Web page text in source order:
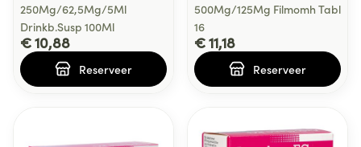
250Mg/62,5Mg/5Ml
Drinkb.Susp 100Ml
€ 10,88
Reserveer
500Mg/125Mg Filmomh Tabl
16
€ 11,18
Reserveer